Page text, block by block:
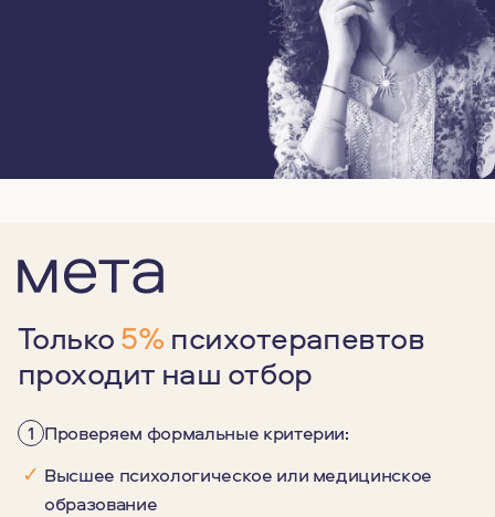
Только5% психотерапевтов
проходит наш отбор
1 Проверяем формальные критерии:
✓ Высшее психологическое или медицинское
образование